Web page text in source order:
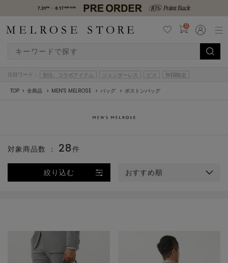
0
注目ワード： 別注、コラボアイテム ジェンダーレス ビズ WEB限定
TOP 全商品 MEN'S MELROSE バッグ ボストンバッグ
絞り込む おすすめ順
対象商品数 ： 28件